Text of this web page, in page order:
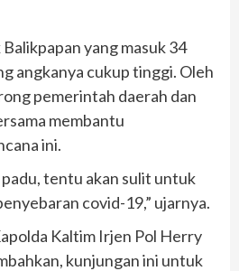
yang masuk 34
angkanya cukup tinggi. Oleh
pemerintah daerah dan
membantu
ini.
tentu akan sulit untuk
covid-19,” ujarnya.
Kaltim Irjen Pol Herry
kunjungan ini untuk